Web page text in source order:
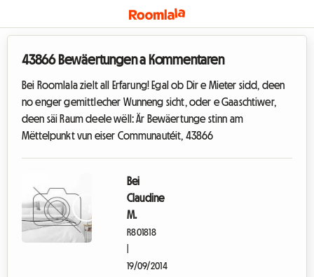
43866 Bewäertungen a Kommentaren
Bei Roomlala zielt all Erfarung! Egal ob Dir e Mieter sidd, deen
no enger gemittlecher Wunneng sicht, oder e Gaaschtiwer,
deen säi Raum deele wëll: Är Bewäertunge stinn am
Mëttelpunkt vun eiser Communautéit, 43866
Bei
Claudine
M.
R801818
19/09/2014